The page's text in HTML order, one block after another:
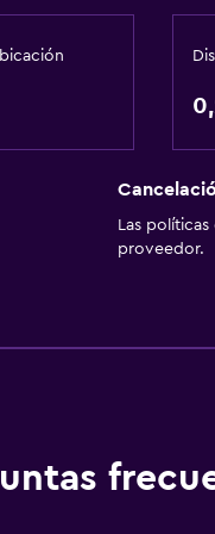
Check-in/
Bicicletas
Minigolf
Cama
Las
proveedor.